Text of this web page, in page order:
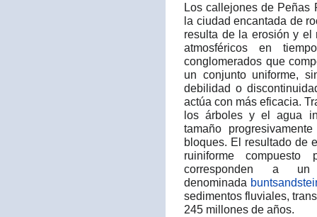
Los callejones de Peñas
la ciudad encantada de
resulta de la erosión y
atmosféricos en
conglomerados que
un conjunto uniforme,
debilidad o
actúa con más eficacia.
los árboles y el agua
tamaño
bloques. El resultado de
ruiniforme
corresponden a
denominada
sedimentos fluviales,
245 millones de años.